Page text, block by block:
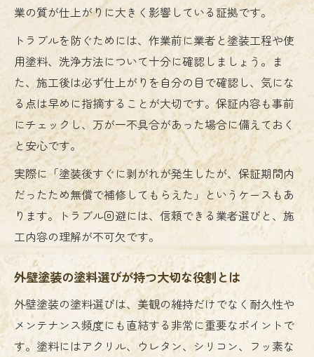
業の質が仕上がりに大きく影響している証拠です。
トラブルを防ぐためには、作業前に業者と塗装工程や使
用塗料、洗浄方法について十分に確認しましょう。ま
た、施工後は必ず仕上がりを自分の目で確認し、気にな
る点は早めに指摘することが大切です。保証内容も事前
にチェックし、万が一不具合があった場合に備えておく
と安心です。
実際に「塗装後すぐに剥がれが発生したが、保証期間内
だったため無償で補修してもらえた」というケースもあ
ります。トラブル回避には、信頼できる業者選びと、施
工内容の理解が不可欠です。
外壁塗装の塗料選びが持つ大切な役割とは
外壁塗装の塗料選びは、美観の維持だけでなく耐久性や
メンテナンス頻度にも直結する非常に重要なポイントで
す。塗料にはアクリル、ウレタン、シリコン、フッ素な